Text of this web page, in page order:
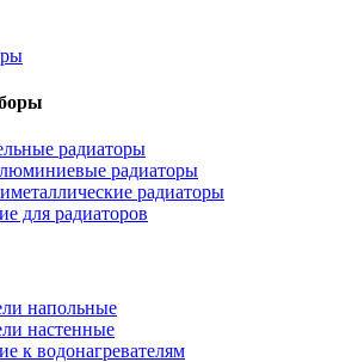
радиаторы
радиаторы
радиаторы
для радиаторов
напольные
настенные
к водонагревателям